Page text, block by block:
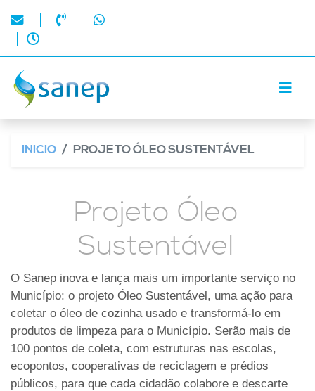
INICIO PROJETO ÓLEO SUSTENTÁVEL
Projeto Óleo
Sustentável
O Sanep inova e lança mais um importante serviço no
Município: o projeto Óleo Sustentável, uma ação para
coletar o óleo de cozinha usado e transformá-lo em
produtos de limpeza para o Município. Serão mais de
100 pontos de coleta, com estruturas nas escolas,
ecopontos, cooperativas de reciclagem e prédios
públicos, para que cada cidadão colabore e descarte